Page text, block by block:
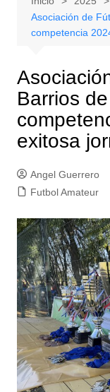
Asociación de
competencia
Barrios
exitosa
Angel Guerrero
Futbol Amateur